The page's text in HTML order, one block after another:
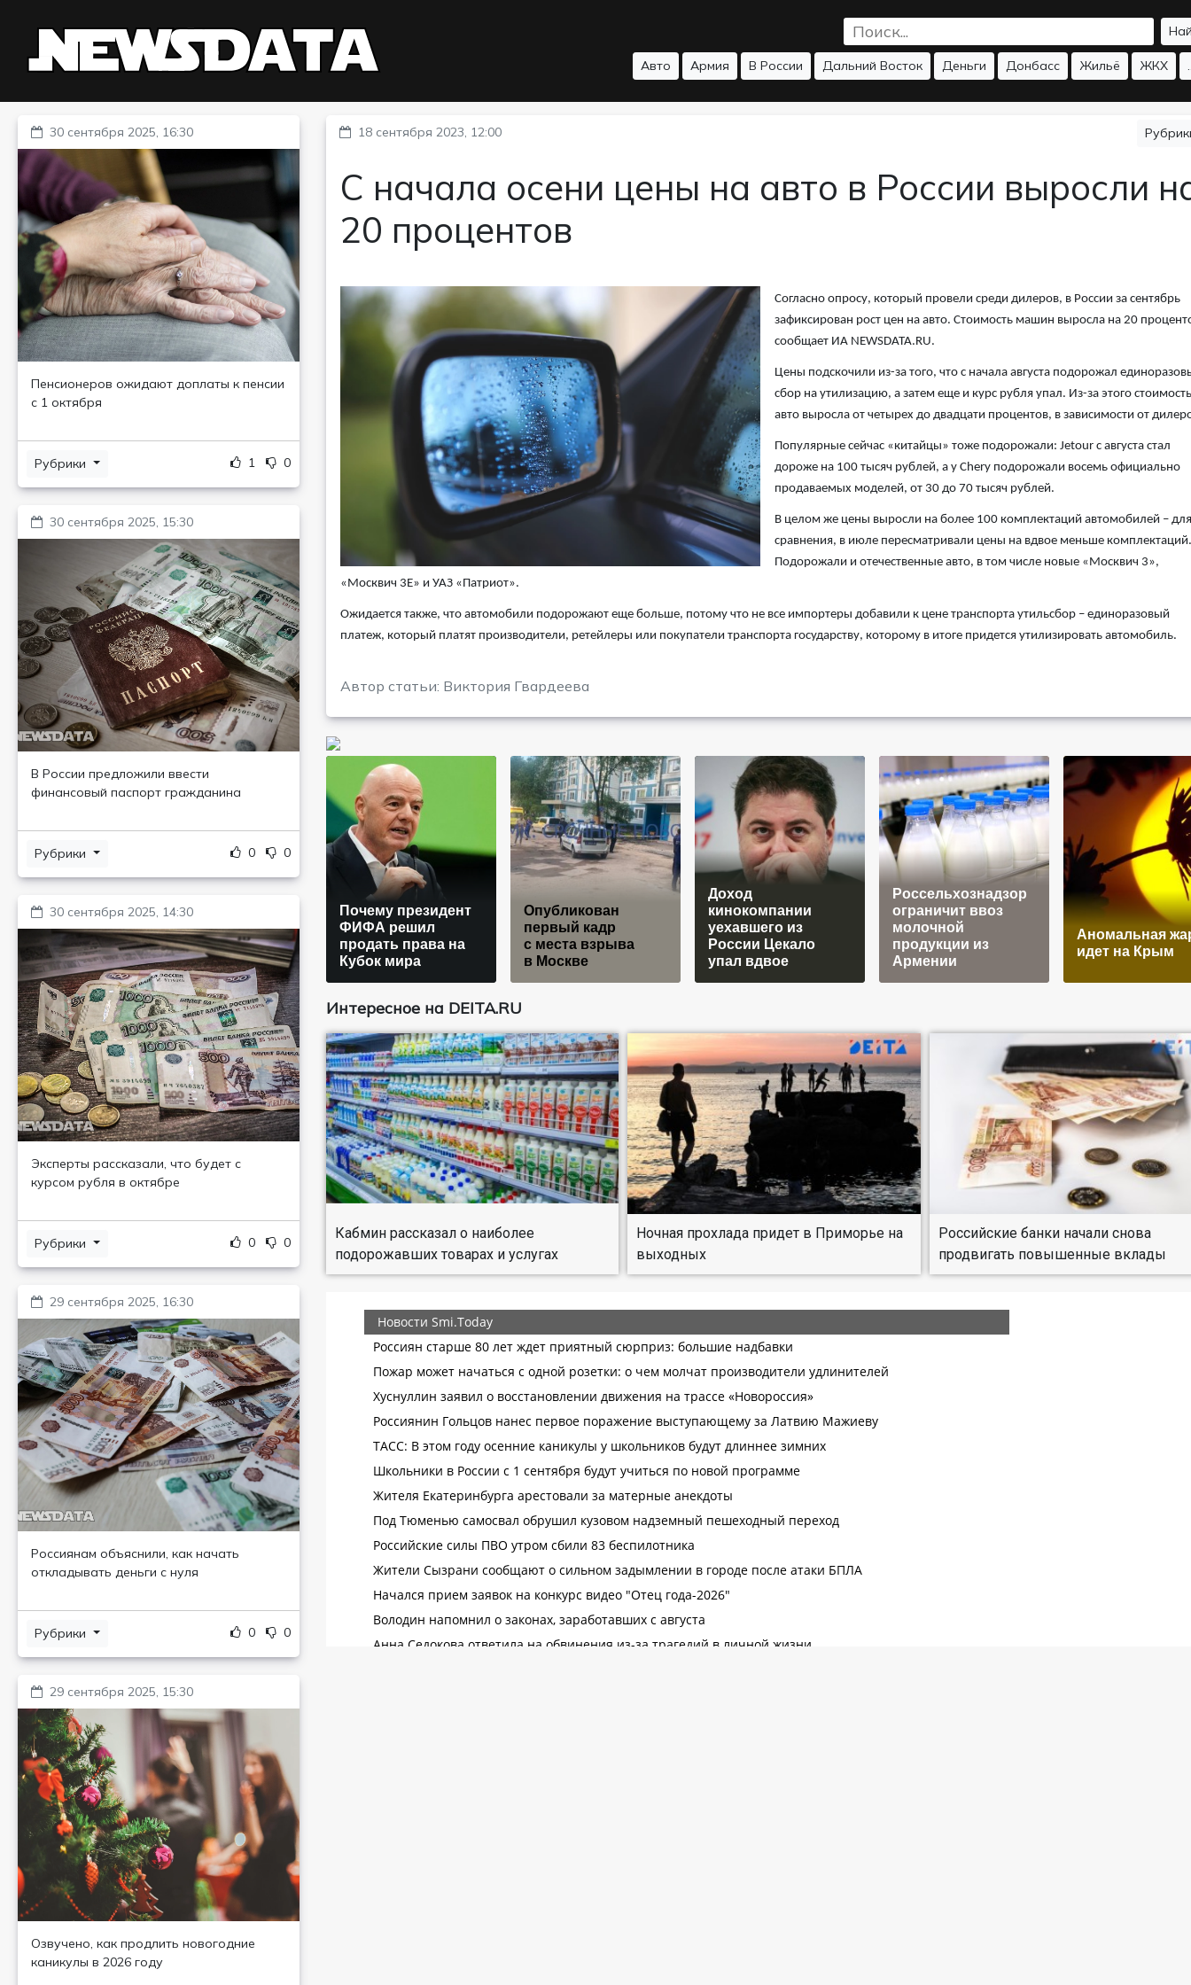
Авто Армия В России Дальний Восток Деньги Донбасс Жильё ЖКХ
30 сентября 2025, 16:30
Пенсионеров ожидают доплаты к пенсии
с 1 октября
Рубрики 1 0
30 сентября 2025, 15:30
В России предложили ввести
финансовый паспорт гражданина
Рубрики 0 0
30 сентября 2025, 14:30
Эксперты рассказали, что будет с
курсом рубля в октябре
Рубрики 0 0
29 сентября 2025, 16:30
Россиянам объяснили, как начать
откладывать деньги с нуля
Рубрики 0 0
29 сентября 2025, 15:30
Озвучено, как продлить новогодние
каникулы в 2026 году
18 сентября 2023, 12:00
С начала осени цены на авто в России выросли
20 процентов
Согласно опросу, который провели среди дилеров, в России за сентябрь
зафиксирован рост цен на авто. Стоимость машин выросла на 20
сообщает ИА NEWSDATA.RU.
Цены подскочили из-за того, что с начала августа подорожал
сбор на утилизацию, а затем еще и курс рубля упал. Из-за этого стоимость
авто выросла от четырех до двадцати процентов, в зависимости от
Популярные сейчас «китайцы» тоже подорожали: Jetour с августа стал
дороже на 100 тысяч рублей, а у Chery подорожали восемь официально
продаваемых моделей, от 30 до 70 тысяч рублей.
В целом же цены выросли на более 100 комплектаций автомобилей – для
сравнения, в июле пересматривали цены на вдвое меньше комплектаций.
Подорожали и отечественные авто, в том числе новые «Москвич 3»,
«Москвич 3Е» и УАЗ «Патриот».
Ожидается также, что автомобили подорожают еще больше, потому что не все импортеры добавили к цене транспорта утильсбор – единоразовый
платеж, который платят производители, ретейлеры или покупатели транспорта государству, которому в итоге придется утилизировать автомобиль.
Автор статьи: Виктория Гвардеева
Почему президент
ФИФА решил
продать права на
Кубок мира
Опубликован
первый кадр
с места взрыва
в Москве
Доход
кинокомпании
уехавшего из
России Цекало
упал вдвое
Россельхознадзор
ограничит ввоз
молочной
продукции из
Армении
Аномальная
идет на Крым
Интересное на DEITA.RU
Кабмин рассказал о наиболее
подорожавших товарах и услугах
Ночная прохлада придет в Приморье на
выходных
Российские банки начали снова
продвигать повышенные вклады